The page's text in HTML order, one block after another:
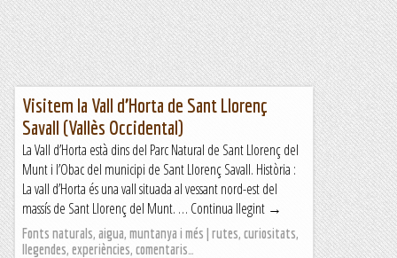
Visitem la Vall d’Horta de Sant Llorenç
Savall (Vallès Occidental)
La Vall d’Horta està dins del Parc Natural de Sant Llorenç del
Munt i l’Obac del municipi de Sant Llorenç Savall. Història :
La vall d’Horta és una vall situada al vessant nord-est del
massís de Sant Llorenç del Munt. … Continua llegint →
Fonts naturals, aigua, muntanya i més | rutes, curiositats,
llegendes, experiències, comentaris…